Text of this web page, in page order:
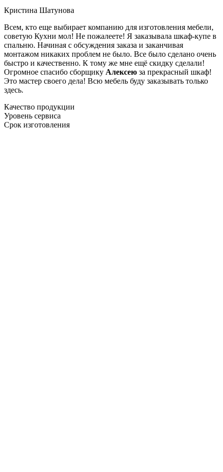
Кристина Шатунова
Всем, кто еще выбирает компанию для изготовления мебели,
советую Кухни мол! Не пожалеете! Я заказывала шкаф-купе в
спальню. Начиная с обсуждения заказа и заканчивая
монтажом никаких проблем не было. Все было сделано очень
быстро и качественно. К тому же мне ещё скидку сделали!
Огромное спасибо сборщику Алексею за прекрасный шкаф!
Это мастер своего дела! Всю мебель буду заказывать только
здесь.
Качество продукции
Уровень сервиса
Срок изготовления